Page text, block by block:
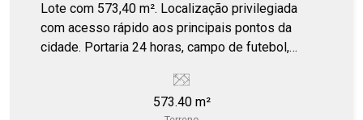
Lote com 573,40 m². Localização privilegiada
com acesso rápido aos principais pontos da
cidade. Portaria 24 horas, campo de futebol,
573.40 m²